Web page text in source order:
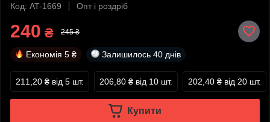
Код: AT-1669
Опт і роздріб
240 ₴ 245 ₴
Економія 5 ₴ Залишилось 40 днів
211,20 ₴ від 5 шт. 206,80 ₴ від 10 шт. 202,40 ₴ від 20 шт.
Купити